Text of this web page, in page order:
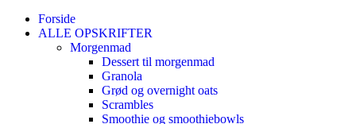
Forside
ALLE OPSKRIFTER
Morgenmad
Dessert til morgenmad
Granola
Grød og overnight oats
Scrambles
Smoothie og smoothiebowls